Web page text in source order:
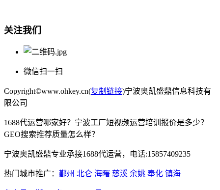
关注我们
微信扫一扫
Copyright©www.ohkey.cn(复制链接)宁波奥凯盛鼎信息科技有
限公司
1688代运营哪家好？宁波工厂短视频运营培训报价是多少？
GEO搜索推荐质量怎么样？
宁波奥凯盛鼎专业承接1688代运营，电话:15857409235
热门城市推广： 鄞州 北仑 海曙 慈溪 余姚 奉化 镇海